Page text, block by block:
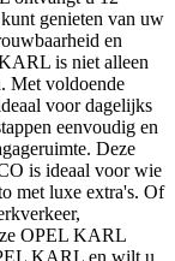
genieten van uw
en
is niet alleen
Met voldoende
voor dagelijks
eenvoudig en
Deze
is ideaal voor wie
met luxe extra's. Of
OPEL KARL